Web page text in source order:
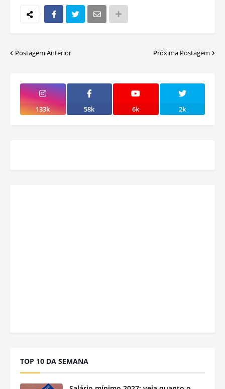
Postagem Anterior Próxima Postagem
133k 58k 6k 2k
TOP 10 DA SEMANA